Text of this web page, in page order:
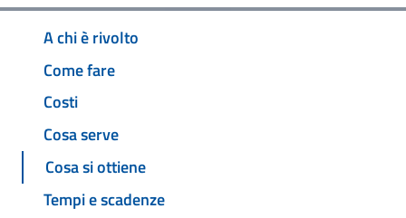
A chi è rivolto
Come fare
Costi
Cosa serve
Cosa si ottiene
Tempi e scadenze